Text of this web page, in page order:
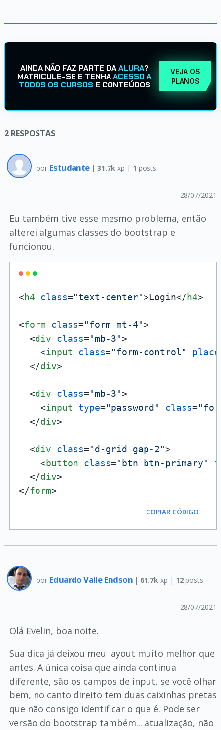
AINDA NÃO FAZ PARTE DAALURA?
MATRICULE-SE E TENHAACESSO A
TODOS OS CURSOS E CONTEÚDOS
VEJA OS
PLANOS
2 RESPOSTAS
por Estudante | 31.7k xp | 1 posts
28/07/2021
Eu também tive esse mesmo problema, então
alterei algumas classes do bootstrap e
funcionou.
<h4 class="text-center">Login</h4>
<form class="form mt-4">
<div class="mb-3">
<input class="form-control"
</div>
<div class="mb-3">
<input type="password" class=
</div>
<div class="d-grid gap-2">
<button class="btn btn-primary"
</div>
</form>
COPIAR CÓDIGO
por Eduardo Valle Endson | 61.7k xp | 12 posts
28/07/2021
Olá Evelin, boa noite.
Sua dica já deixou meu layout muito melhor que
antes. A única coisa que ainda continua
diferente, são os campos de input, se você olhar
bem, no canto direito tem duas caixinhas pretas
que não consigo identificar o que é. Pode ser
versão do bootstrap também... atualização, não